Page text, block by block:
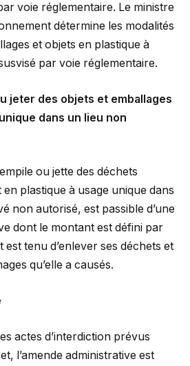
voie réglementaire. Le ministre
détermine les modalités
et objets en plastique à
par voie réglementaire.
jeter des objets et emballages
dans un lieu non
ou jette des déchets
en plastique à usage unique dans
non autorisé, est passible d’une
dont le montant est défini par
tenu d’enlever ses déchets et
qu’elle a causés.
actes d’interdiction prévus
l’amende administrative est